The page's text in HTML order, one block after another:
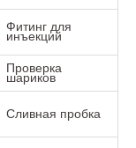
Фитинг для
инъекций
Проверка
шариков
Сливная пробка